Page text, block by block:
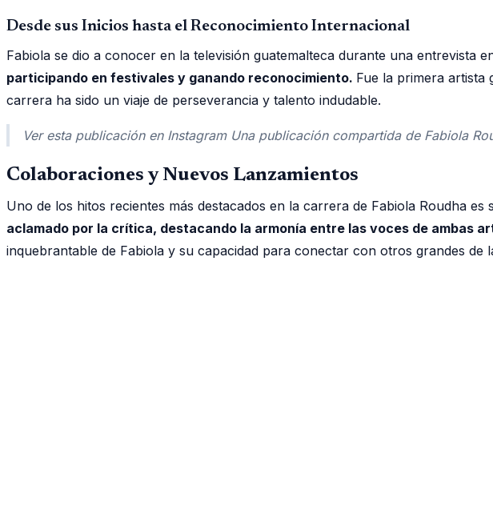
Desde sus Inicios hasta el Reconocimiento Internacional
Fabiola se dio a conocer en la televisión guatemalteca durante una entrevista
participando en festivales y ganando reconocimiento. Fue la primera artista
carrera ha sido un viaje de perseverancia y talento indudable.
Ver esta publicación en Instagram Una publicación compartida de Fabiola
Colaboraciones y Nuevos Lanzamientos
Uno de los hitos recientes más destacados en la carrera de Fabiola Roudha
aclamado por la crítica, destacando la armonía entre las voces de ambas
inquebrantable de Fabiola y su capacidad para conectar con otros grandes de